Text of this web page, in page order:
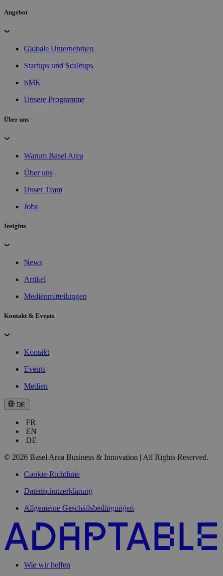
Angebot
Globale Unternehmen
Startups und Scaleups
SME
Unsere Programme
Über uns
Warum Basel Area
Über uns
Unser Team
Jobs
Insights
News
Artikel
Medienmitteilungen
Kontakt & Events
Kontakt
Events
Medien
DE
FR
EN
DE
© 2026 Basel Area Business & Innovation | All Rights Reserved.
Cookie-Richtlinie
Datenschutzerklärung
Allgemeine Geschäftsbedingungen
Wie wir helfen